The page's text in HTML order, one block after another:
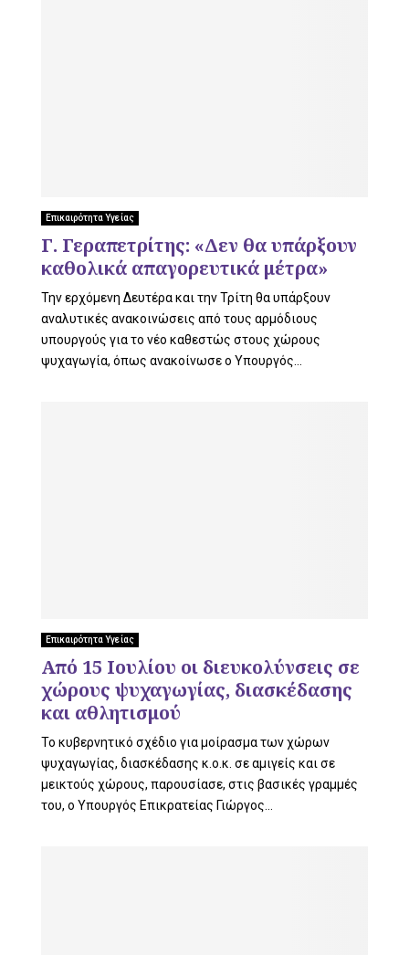
Επικαιρότητα Υγείας
Γ. Γεραπετρίτης: «Δεν θα υπάρξουν
καθολικά απαγορευτικά μέτρα»
Την ερχόμενη Δευτέρα και την Τρίτη θα υπάρξουν
αναλυτικές ανακοινώσεις από τους αρμόδιους
υπουργούς για το νέο καθεστώς στους χώρους
ψυχαγωγία, όπως ανακοίνωσε ο Υπουργός...
Επικαιρότητα Υγείας
Από 15 Ιουλίου οι διευκολύνσεις σε
χώρους ψυχαγωγίας, διασκέδασης
και αθλητισμού
Το κυβερνητικό σχέδιο για μοίρασμα των χώρων
ψυχαγωγίας, διασκέδασης κ.ο.κ. σε αμιγείς και σε
μεικτούς χώρους, παρουσίασε, στις βασικές γραμμές
του, ο Υπουργός Επικρατείας Γιώργος...